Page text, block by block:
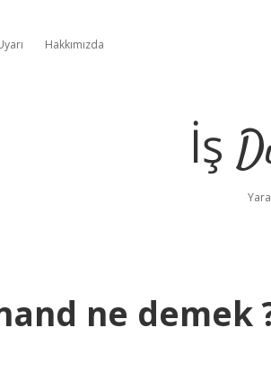
Hakkımızda
İş
ne demek